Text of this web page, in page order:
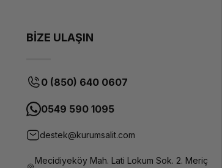
BİZE ULAŞIN
0 (850) 640 0607
0549 590 1095
destek@kurumsalit.com
Mecidiyeköy Mah. Lati Lokum Sok. 2. Meriç